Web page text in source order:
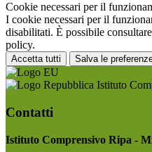
Cookie necessari per il
I cookie necessari per il
disabilitati. È possibile
policy.
Accetta tutti Salva le
Istituto
Contatti
Istituto Comprensivo Ripa -